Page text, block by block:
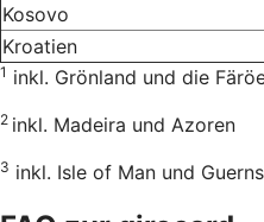
Kosovo
Kroatien
1 inkl. Grönland und die
2 inkl. Madeira und Azoren
3 inkl. Isle of Man und